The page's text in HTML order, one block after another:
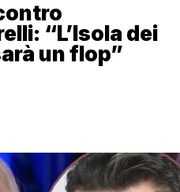
“L’Isola dei
un flop”